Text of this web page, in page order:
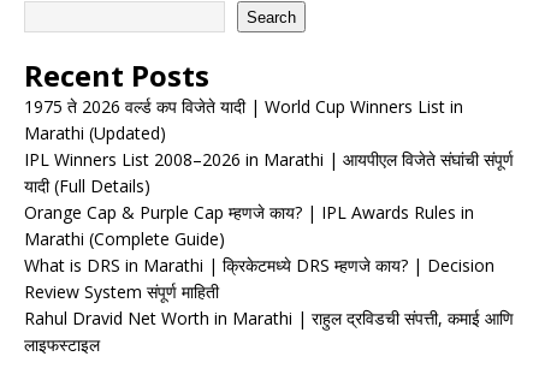
Search
Recent Posts
1975 ते 2026 वर्ल्ड कप विजेते यादी | World Cup Winners List in
Marathi (Updated)
IPL Winners List 2008–2026 in Marathi | आयपीएल विजेते संघांची संपूर्ण
यादी (Full Details)
Orange Cap & Purple Cap म्हणजे काय? | IPL Awards Rules in
Marathi (Complete Guide)
What is DRS in Marathi | क्रिकेटमध्ये DRS म्हणजे काय? | Decision
Review System संपूर्ण माहिती
Rahul Dravid Net Worth in Marathi | राहुल द्रविडची संपत्ती, कमाई आणि
लाइफस्टाइल